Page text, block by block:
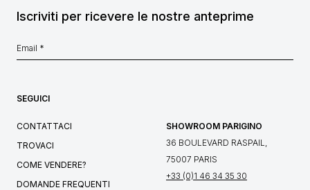
Iscriviti per ricevere le nostre anteprime
SEGUICI
CONTATTACI
TROVACI
COME VENDERE?
DOMANDE FREQUENTI
SHOWROOM PARIGINO
36 BOULEVARD RASPAIL,
75007 PARIS
+33 (0)1 46 34 35 30